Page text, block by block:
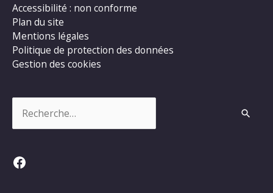
Accessibilité : non conforme
Plan du site
Mentions légales
Politique de protection des données
Gestion des cookies
Facebook